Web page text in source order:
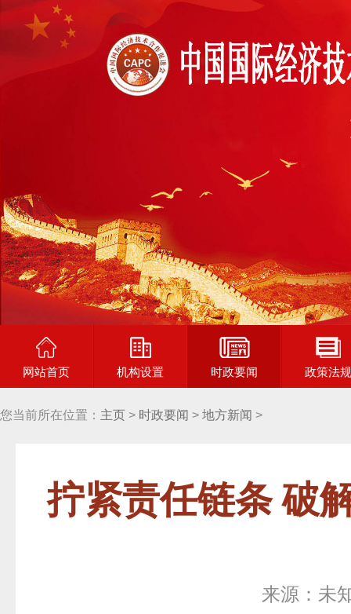
网站首页 机构设置 时政要闻 政策法规
您当前所在位置： 主页 > 时政要闻 > 地方新闻 >
拧紧责任链条 破
来源：未